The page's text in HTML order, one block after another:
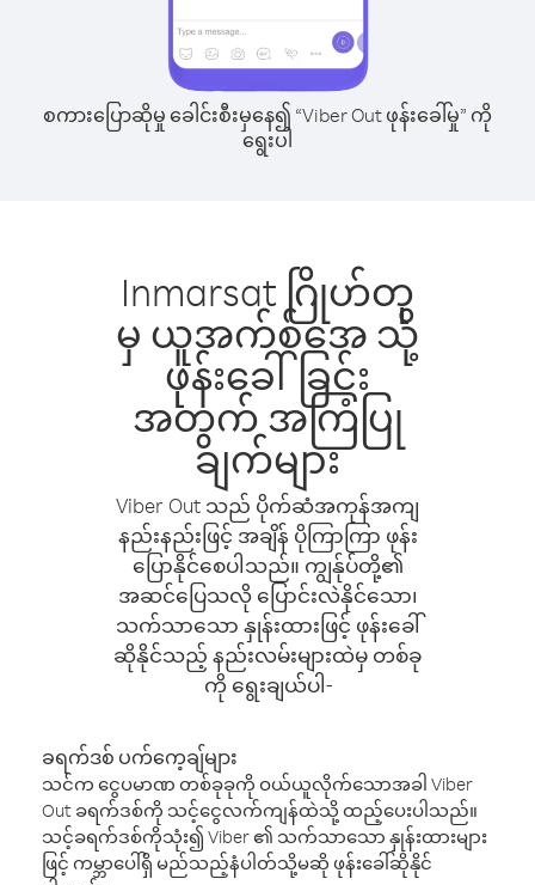
စကားပြောဆိုမှု ခေါင်းစီးမှနေ၍ “Viber Out ဖုန်းခေါ်မှု” ကို
ရွေးပါ
Inmarsat ဂြိုဟ်တု
မှ ယူအက်စ်အေ သို့
ဖုန်းခေါ်ခြင်း
အတွက် အကြံပြု
ချက်များ
Viber Out သည် ပိုက်ဆံအကုန်အကျ
နည်းနည်းဖြင့် အချိန် ပိုကြာကြာ ဖုန်း
ပြောနိုင်စေပါသည်။ ကျွန်ုပ်တို့၏
အဆင်ပြေသလို ပြောင်းလဲနိုင်သော၊
သက်သာသော နှုန်းထားဖြင့် ဖုန်းခေါ်
ဆိုနိုင်သည့် နည်းလမ်းများထဲမှ တစ်ခု
ကို ရွေးချယ်ပါ-
ခရက်ဒစ် ပက်ကေ့ချ်များ
သင်က ငွေပမာဏ တစ်ခုခုကို ဝယ်ယူလိုက်သောအခါ Viber
Out ခရက်ဒစ်ကို သင့်ငွေလက်ကျန်ထဲသို့ ထည့်ပေးပါသည်။
သင့်ခရက်ဒစ်ကိုသုံး၍ Viber ၏ သက်သာသော နှုန်းထားများ
ဖြင့် ကမ္ဘာပေါ်ရှိ မည်သည့်နံပါတ်သို့မဆို ဖုန်းခေါ်ဆိုနိုင်